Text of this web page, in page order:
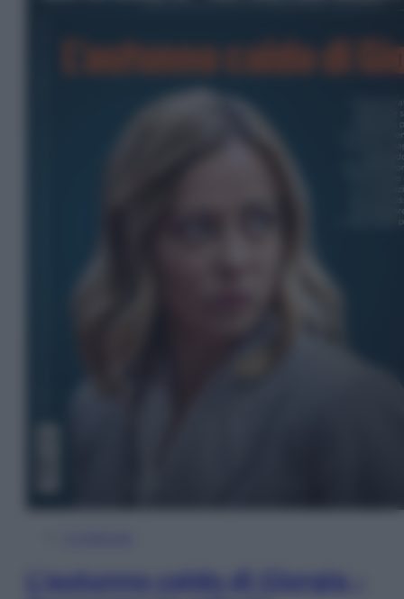
L’autunno caldo di Giorgia –